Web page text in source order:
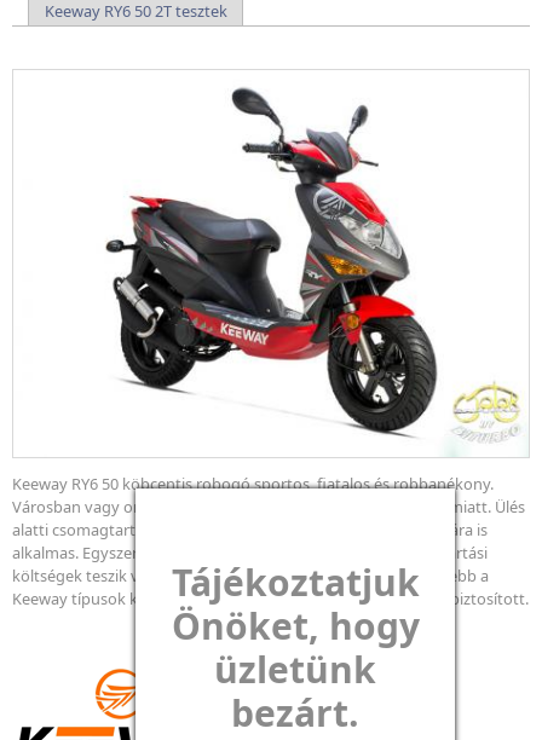
Tájékoztatjuk
Önöket, hogy
üzletünk
bezárt.
Keeway RY6 50 2T tesztek
Keeway RY6 50 köbcentis robogó sportos, fiatalos és robbanékony.
Városban vagy országúton nagyon hasznos, kis fogyasztása miatt. Ülés
alatti csomagtartója nagy méretű, akár egy zárt sisak tárolására is
alkalmas. Egyszerű kezelhetősége és pénztárca kimélő fenntartási
költségek teszik vonzóvá. Megbízhatósága kiváló, legkedveltebb a
Keeway típusok között. Alakatrész utánpótlás folyamatosan biztosított.